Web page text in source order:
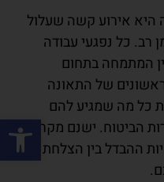
פתח
היא אירוע קשה שעלול
רב. כל נפגעי עבודה
המתמחה בתחום
של התאונה
כל מה שמגיע להם
הביטוח. ישנם מקרים
ההבדל בין הצלחת